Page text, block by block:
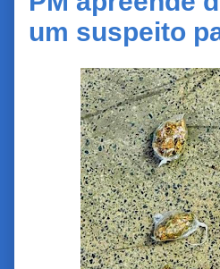
um suspeito